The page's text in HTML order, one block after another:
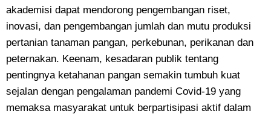
akademisi dapat mendorong pengembangan riset,
inovasi, dan pengembangan jumlah dan mutu produksi
pertanian tanaman pangan, perkebunan, perikanan dan
peternakan. Keenam, kesadaran publik tentang
pentingnya ketahanan pangan semakin tumbuh kuat
sejalan dengan pengalaman pandemi Covid-19 yang
memaksa masyarakat untuk berpartisipasi aktif dalam